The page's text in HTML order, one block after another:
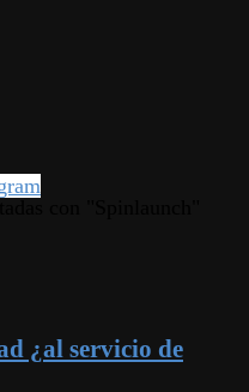
¿al servicio de